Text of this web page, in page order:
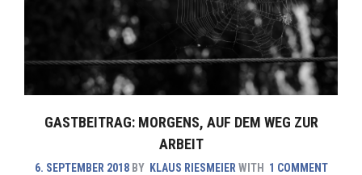
GASTBEITRAG: MORGENS, AUF DEM WEG ZUR
ARBEIT
6. SEPTEMBER 2018 BY KLAUS RIESMEIER WITH 1 COMMENT